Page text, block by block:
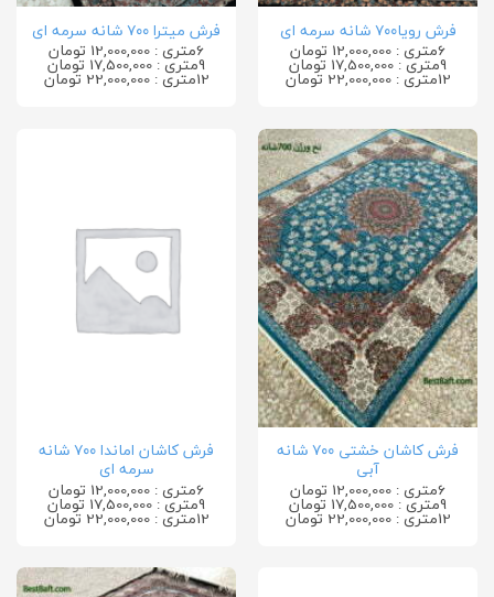
فرش رویا۷۰۰ شانه سرمه ای
6متری : 12,000,000 تومان
9متری : 17,500,000 تومان
12متری : 22,000,000 تومان
فرش میترا ۷۰۰ شانه سرمه ای
6متری : 12,000,000 تومان
9متری : 17,500,000 تومان
12متری : 22,000,000 تومان
فرش کاشان خشتی ۷۰۰ شانه
آبی
6متری : 12,000,000 تومان
9متری : 17,500,000 تومان
12متری : 22,000,000 تومان
فرش کاشان اماندا ۷۰۰ شانه
سرمه ای
6متری : 12,000,000 تومان
9متری : 17,500,000 تومان
12متری : 22,000,000 تومان